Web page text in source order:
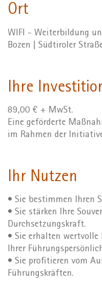
Ort
WIFI - Weiterbildung
Bozen | Südtiroler
Ihre
89,00 € + MwSt.
Eine geförderte
im Rahmen der
Ihr Nutzen
• Sie bestimmen Ihren
• Sie stärken Ihre
Durchsetzungskraft.
• Sie erhalten
Ihrer
• Sie profitieren vom
Führungskräften.